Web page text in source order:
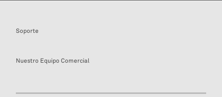
Soporte
Nuestro Equipo Comercial